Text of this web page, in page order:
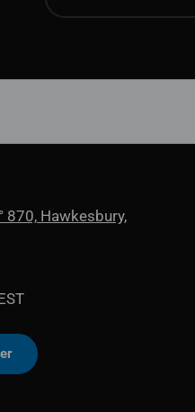
870, Hawkesbury,